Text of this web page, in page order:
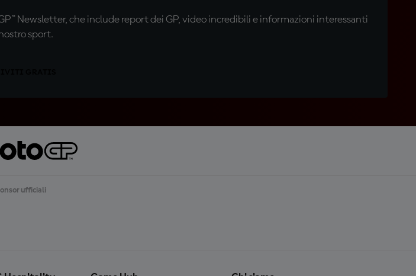
Newsletter, che include report dei GP, video incredibili e informazioni interessanti
sport.
ufficiali